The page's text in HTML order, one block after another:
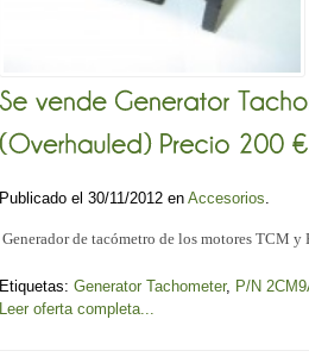
Publicado el 30/11/2012 en Accesorios.
Generador de tacómetro de los motores TCM
Etiquetas: Generator Tachometer, P/N
Leer oferta completa...